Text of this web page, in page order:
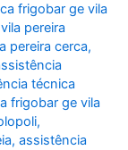
frigobar ge vila
pereira
pereira cerca,
técnica
frigobar ge vila
,
,assistência